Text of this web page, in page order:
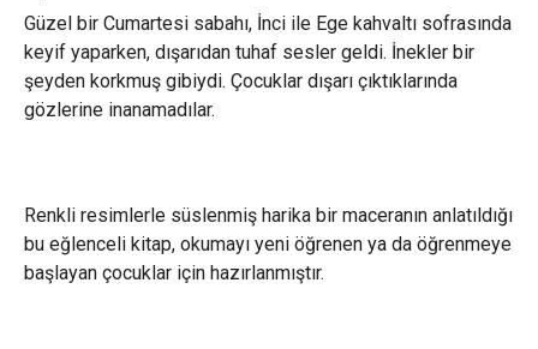
Güzel bir Cumartesi sabahı, İnci ile Ege kahvaltı sofrasında
keyif yaparken, dışarıdan tuhaf sesler geldi. İnekler bir
şeyden korkmuş gibiydi. Çocuklar dışarı çıktıklarında
gözlerine inanamadılar.
Renkli resimlerle süslenmiş harika bir maceranın anlatıldığı
bu eğlenceli kitap, okumayı yeni öğrenen ya da öğrenmeye
başlayan çocuklar için hazırlanmıştır.